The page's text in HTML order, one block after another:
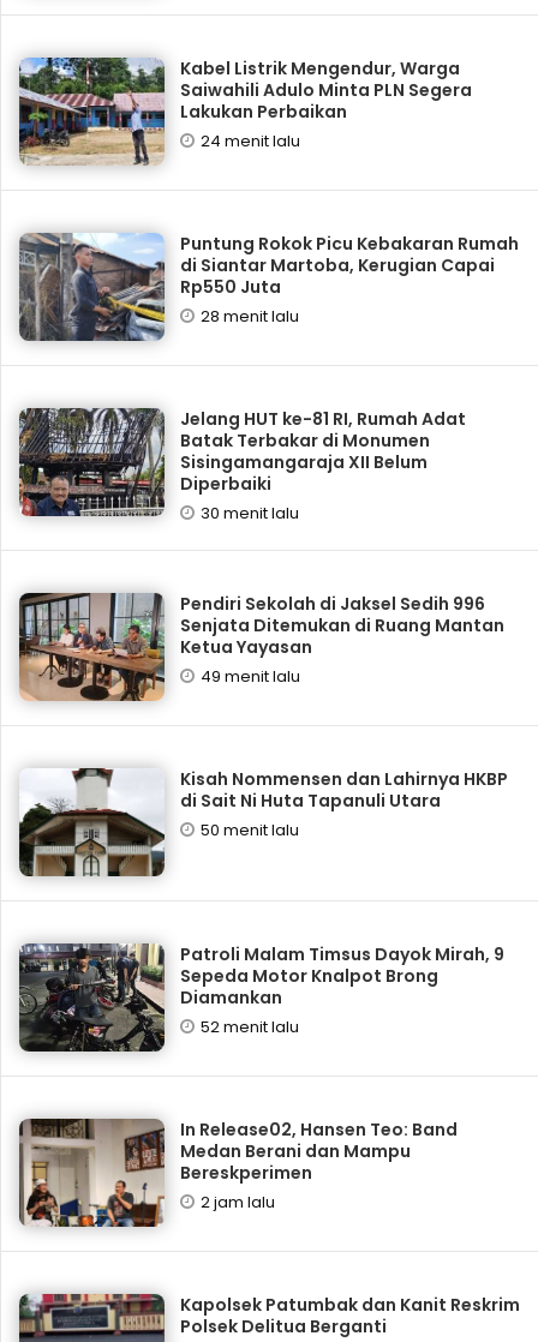
Kabel Listrik Mengendur, Warga
Saiwahili Adulo Minta PLN Segera
Lakukan Perbaikan
24 menit lalu
Puntung Rokok Picu Kebakaran Rumah
di Siantar Martoba, Kerugian Capai
Rp550 Juta
28 menit lalu
Jelang HUT ke-81 RI, Rumah Adat
Batak Terbakar di Monumen
Sisingamangaraja XII Belum
Diperbaiki
30 menit lalu
Pendiri Sekolah di Jaksel Sedih 996
Senjata Ditemukan di Ruang Mantan
Ketua Yayasan
49 menit lalu
Kisah Nommensen dan Lahirnya HKBP
di Sait Ni Huta Tapanuli Utara
50 menit lalu
Patroli Malam Timsus Dayok Mirah, 9
Sepeda Motor Knalpot Brong
Diamankan
52 menit lalu
In Release02, Hansen Teo: Band
Medan Berani dan Mampu
Bereskperimen
2 jam lalu
Kapolsek Patumbak dan Kanit Reskrim
Polsek Delitua Berganti